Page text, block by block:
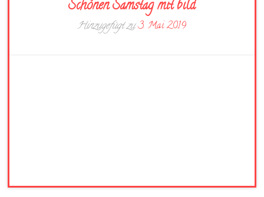
Schönen Samstag mit bild
Hinzugefügt zu3. Mai 2019